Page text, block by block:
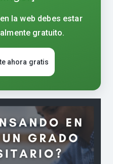
la web debes estar
gratuito.
ahora gratis